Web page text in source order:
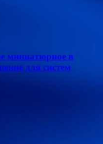
миниатюрное в
для систем